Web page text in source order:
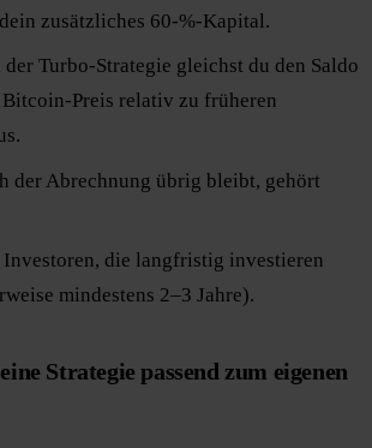
zusätzliches 60-%-Kapital.
der Turbo-Strategie gleichst du den Saldo
Preis relativ zu früheren
der Abrechnung übrig bleibt, gehört
die langfristig investieren
mindestens 2–3 Jahre).
Strategie passend zum eigenen